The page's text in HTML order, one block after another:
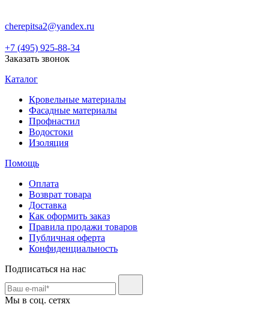
cherepitsa2@yandex.ru
+7 (495) 925-88-34
Заказать звонок
Каталог
Кровельные материалы
Фасадные материалы
Профнастил
Водостоки
Изоляция
Помощь
Оплата
Возврат товара
Доставка
Как оформить заказ
Правила продажи товаров
Публичная оферта
Конфиденциальность
Подписаться на нас
Мы в соц. сетях